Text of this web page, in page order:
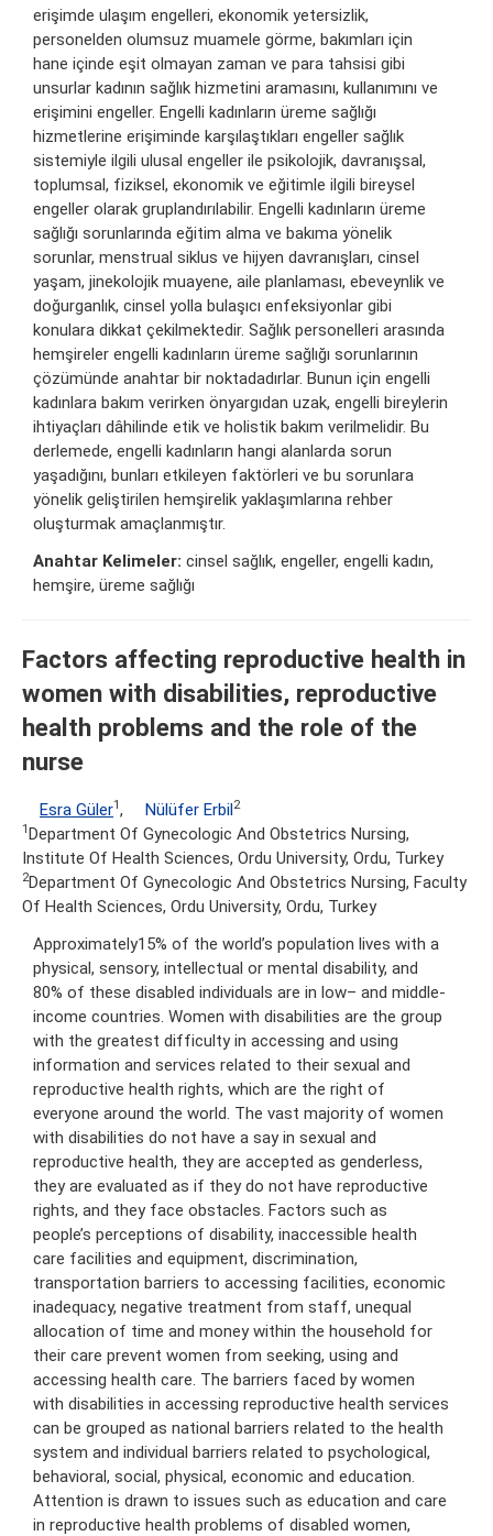
erişimde ulaşım engelleri, ekonomik yetersizlik,
personelden olumsuz muamele görme, bakımları için
hane içinde eşit olmayan zaman ve para tahsisi gibi
unsurlar kadının sağlık hizmetini aramasını, kullanımını ve
erişimini engeller. Engelli kadınların üreme sağlığı
hizmetlerine erişiminde karşılaştıkları engeller sağlık
sistemiyle ilgili ulusal engeller ile psikolojik, davranışsal,
toplumsal, fiziksel, ekonomik ve eğitimle ilgili bireysel
engeller olarak gruplandırılabilir. Engelli kadınların üreme
sağlığı sorunlarında eğitim alma ve bakıma yönelik
sorunlar, menstrual siklus ve hijyen davranışları, cinsel
yaşam, jinekolojik muayene, aile planlaması, ebeveynlik ve
doğurganlık, cinsel yolla bulaşıcı enfeksiyonlar gibi
konulara dikkat çekilmektedir. Sağlık personelleri arasında
hemşireler engelli kadınların üreme sağlığı sorunlarının
çözümünde anahtar bir noktadadırlar. Bunun için engelli
kadınlara bakım verirken önyargıdan uzak, engelli bireylerin
ihtiyaçları dâhilinde etik ve holistik bakım verilmelidir. Bu
derlemede, engelli kadınların hangi alanlarda sorun
yaşadığını, bunları etkileyen faktörleri ve bu sorunlara
yönelik geliştirilen hemşirelik yaklaşımlarına rehber
oluşturmak amaçlanmıştır.
Anahtar Kelimeler: cinsel sağlık, engeller, engelli kadın,
hemşire, üreme sağlığı
Factors affecting reproductive health in
women with disabilities, reproductive
health problems and the role of the
nurse
Esra Güler1 , Nülüfer Erbil2
1 Department Of Gynecologic And Obstetrics Nursing,
Institute Of Health Sciences, Ordu University, Ordu, Turkey
2Department Of Gynecologic And Obstetrics Nursing, Faculty
Of Health Sciences, Ordu University, Ordu, Turkey
Approximately15% of the world’s population lives with a
physical, sensory, intellectual or mental disability, and
80% of these disabled individuals are in low– and middle-
income countries. Women with disabilities are the group
with the greatest difficulty in accessing and using
information and services related to their sexual and
reproductive health rights, which are the right of
everyone around the world. The vast majority of women
with disabilities do not have a say in sexual and
reproductive health, they are accepted as genderless,
they are evaluated as if they do not have reproductive
rights, and they face obstacles. Factors such as
people’s perceptions of disability, inaccessible health
care facilities and equipment, discrimination,
transportation barriers to accessing facilities, economic
inadequacy, negative treatment from staff, unequal
allocation of time and money within the household for
their care prevent women from seeking, using and
accessing health care. The barriers faced by women
with disabilities in accessing reproductive health services
can be grouped as national barriers related to the health
system and individual barriers related to psychological,
behavioral, social, physical, economic and education.
Attention is drawn to issues such as education and care
in reproductive health problems of disabled women,